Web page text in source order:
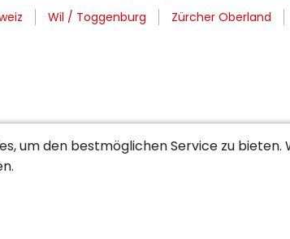
Wil / Toggenburg Zürcher Oberland
um den bestmöglichen Service zu